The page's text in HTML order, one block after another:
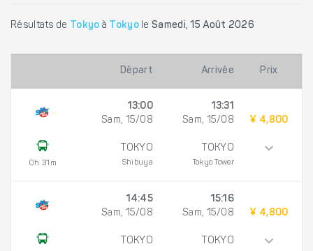
Résultats de Tokyo à TokyoleSamedi, 15 Août 2026
Départ Arrivée Prix
0h 31m
13:00
Sam, 15/08
TOKYO
Shibuya
13:31
Sam, 15/08
TOKYO
Tokyo Tower
¥ 4,800
14:45
Sam, 15/08
TOKYO
15:16
Sam, 15/08
TOKYO
¥ 4,800